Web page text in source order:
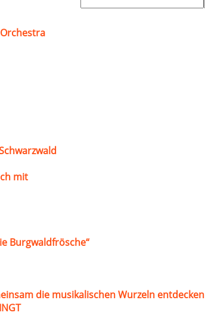
nach:
mit
Burgwaldfrösche“
die musikalischen Wurzeln entdecken